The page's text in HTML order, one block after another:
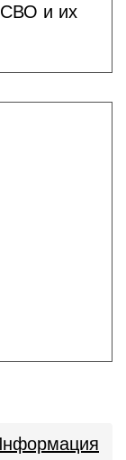
СВО и их